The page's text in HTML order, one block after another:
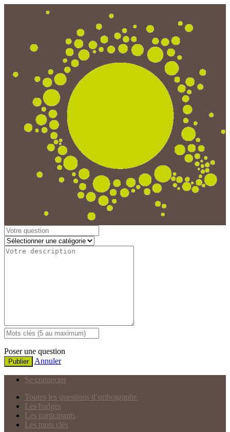
Poser une question
Publier Annuler
Se connecter
Toutes les questions d’orthographe
Les badges
Les participants
Les mots clés